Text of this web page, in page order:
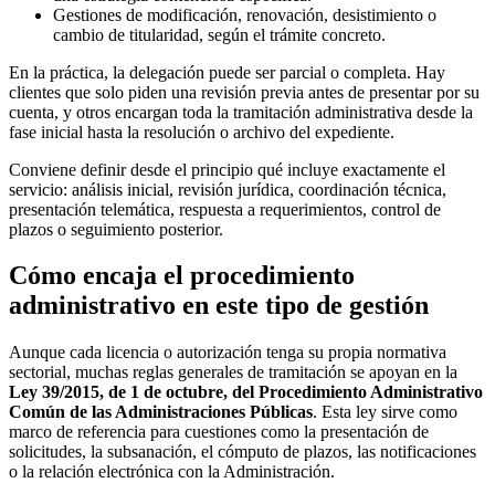
Gestiones de modificación, renovación, desistimiento o
cambio de titularidad, según el trámite concreto.
En la práctica, la delegación puede ser parcial o completa. Hay
clientes que solo piden una revisión previa antes de presentar por su
cuenta, y otros encargan toda la tramitación administrativa desde la
fase inicial hasta la resolución o archivo del expediente.
Conviene definir desde el principio qué incluye exactamente el
servicio: análisis inicial, revisión jurídica, coordinación técnica,
presentación telemática, respuesta a requerimientos, control de
plazos o seguimiento posterior.
Cómo encaja el procedimiento
administrativo en este tipo de gestión
Aunque cada licencia o autorización tenga su propia normativa
sectorial, muchas reglas generales de tramitación se apoyan en la
Ley 39/2015, de 1 de octubre, del Procedimiento Administrativo
Común de las Administraciones Públicas. Esta ley sirve como
marco de referencia para cuestiones como la presentación de
solicitudes, la subsanación, el cómputo de plazos, las notificaciones
o la relación electrónica con la Administración.